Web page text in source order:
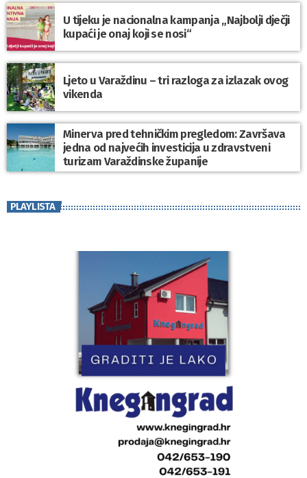
U tijeku je nacionalna kampanja „Najbolji dječji
kupaći je onaj koji se nosi“
Ljeto u Varaždinu – tri razloga za izlazak ovog
vikenda
Minerva pred tehničkim pregledom: Završava
jedna od najvećih investicija u zdravstveni
turizam Varaždinske županije
PLAYLISTA